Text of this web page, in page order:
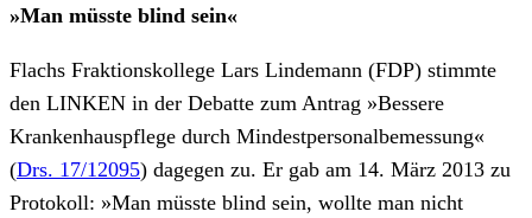
»Man müsste blind sein«
Flachs Fraktionskollege Lars Lindemann (FDP) stimmte
den LINKEN in der Debatte zum Antrag »Bessere
Krankenhauspflege durch Mindestpersonalbemessung«
(Drs. 17/12095) dagegen zu. Er gab am 14. März 2013 zu
Protokoll: »Man müsste blind sein, wollte man nicht